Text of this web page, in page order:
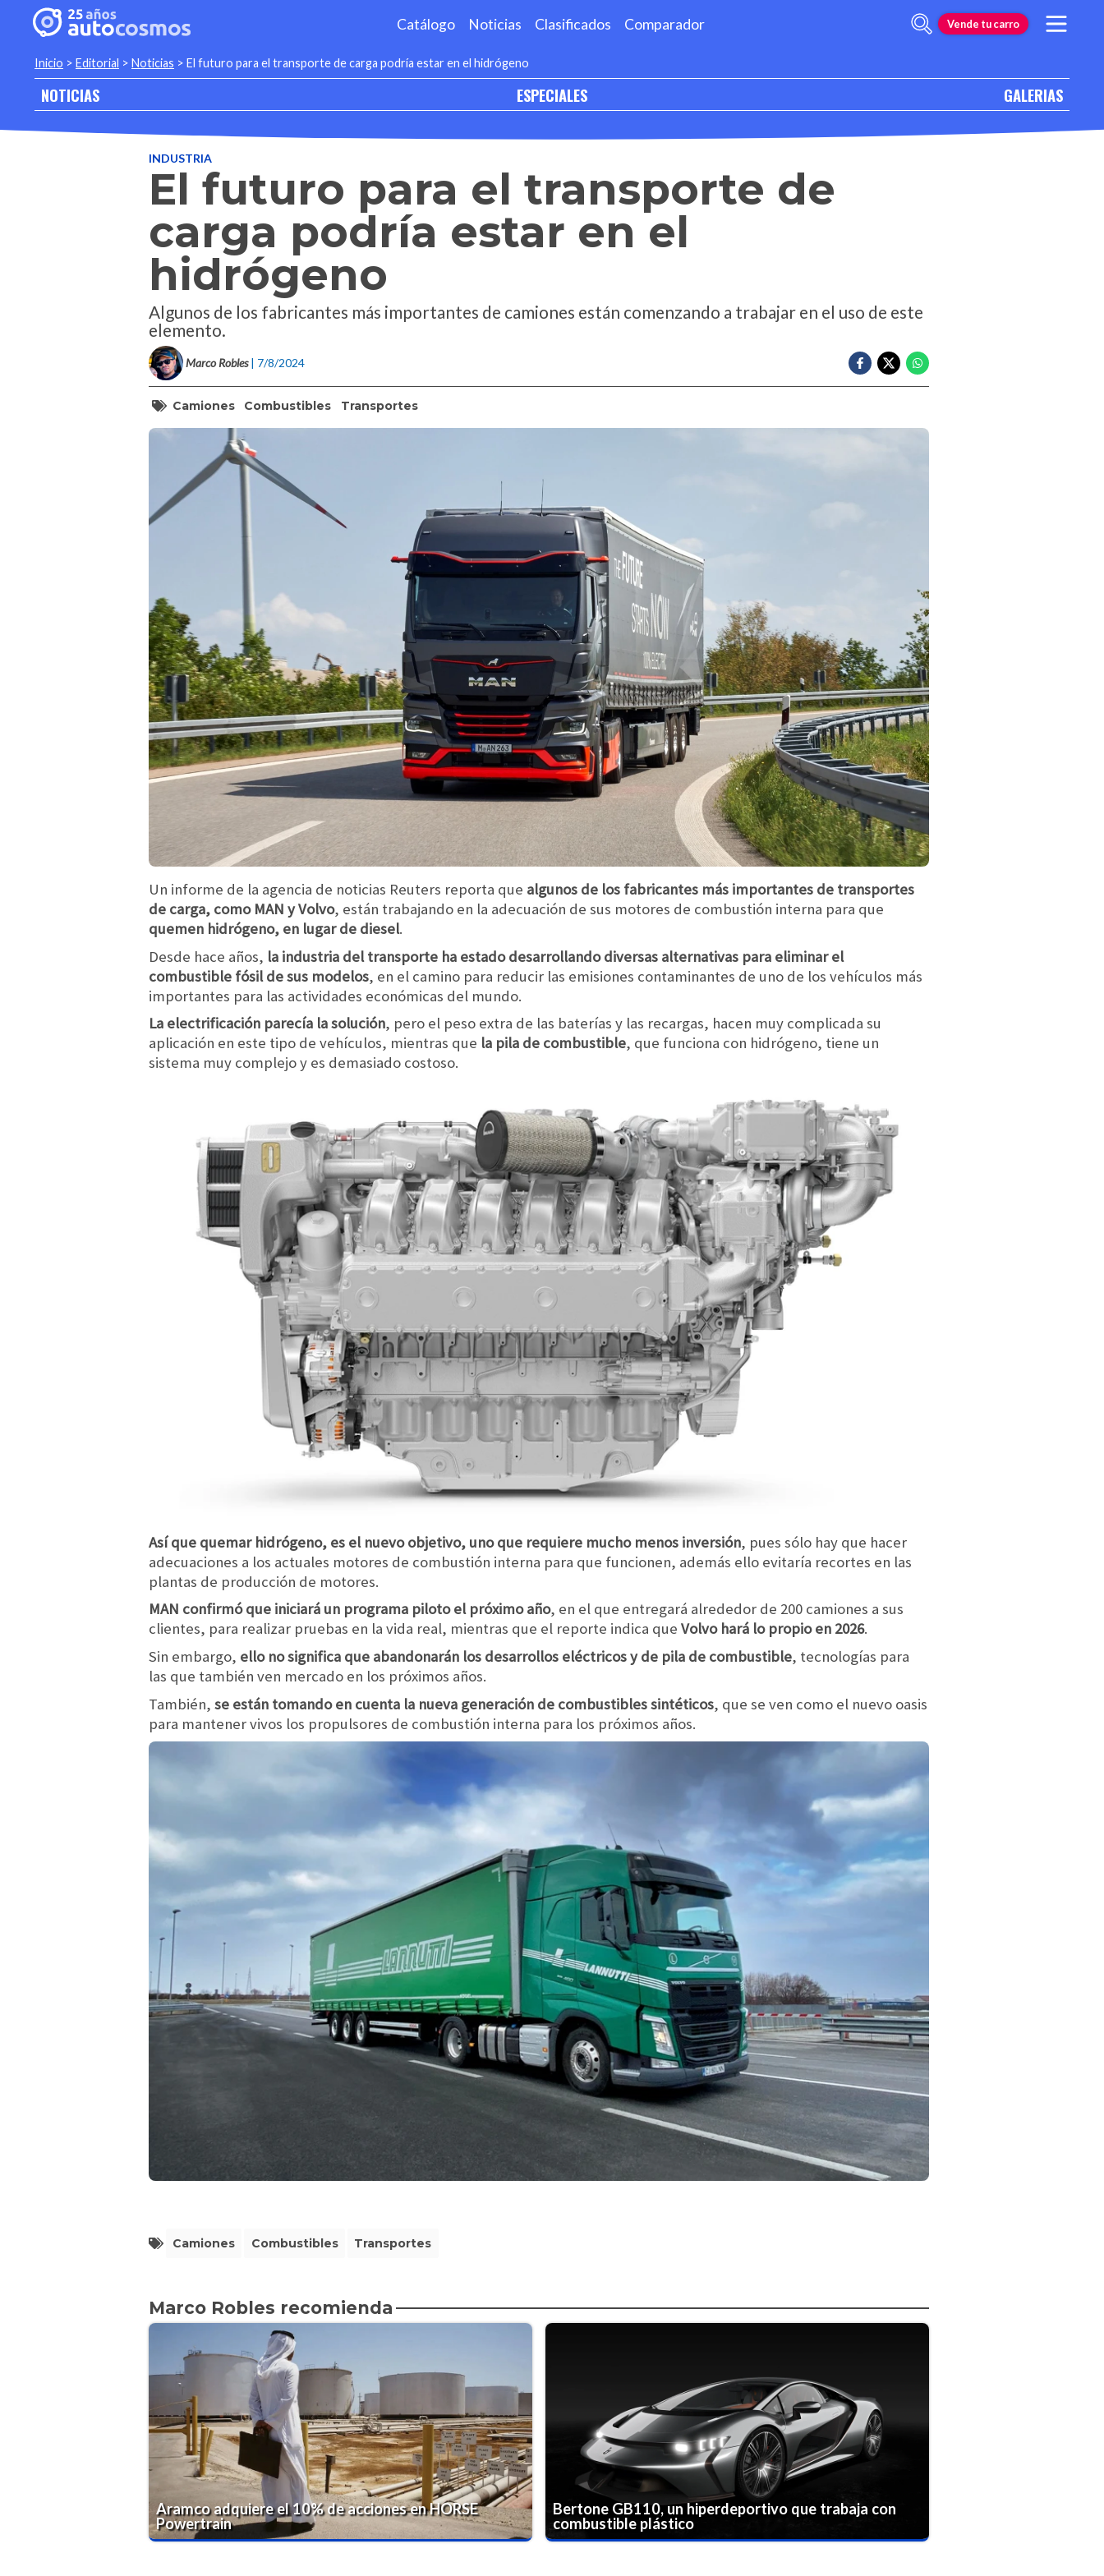
Catálogo Noticias Clasificados Comparador Vende tu carro
Inicio > Editorial > Noticias > El futuro para el transporte de carga podría estar en el hidrógeno
NOTICIAS ESPECIALES GALERIAS
INDUSTRIA
El futuro para el transporte de
carga podría estar en el
hidrógeno
Algunos de los fabricantes más importantes de camiones están comenzando a trabajar en el uso de este
elemento.
Marco Robles | 7/8/2024
Camiones Combustibles Transportes
Un informe de la agencia de noticias Reuters reporta que algunos de los fabricantes más importantes de transportes
de carga, como MAN y Volvo, están trabajando en la adecuación de sus motores de combustión interna para que
quemen hidrógeno, en lugar de diesel.
Desde hace años, la industria del transporte ha estado desarrollando diversas alternativas para eliminar el
combustible fósil de sus modelos, en el camino para reducir las emisiones contaminantes de uno de los vehículos más
importantes para las actividades económicas del mundo.
La electrificación parecía la solución, pero el peso extra de las baterías y las recargas, hacen muy complicada su
aplicación en este tipo de vehículos, mientras que la pila de combustible, que funciona con hidrógeno, tiene un
sistema muy complejo y es demasiado costoso.
Así que quemar hidrógeno, es el nuevo objetivo, uno que requiere mucho menos inversión, pues sólo hay que hacer
adecuaciones a los actuales motores de combustión interna para que funcionen, además ello evitaría recortes en las
plantas de producción de motores.
MAN confirmó que iniciará un programa piloto el próximo año, en el que entregará alrededor de 200 camiones a sus
clientes, para realizar pruebas en la vida real, mientras que el reporte indica que Volvo hará lo propio en 2026.
Sin embargo, ello no significa que abandonarán los desarrollos eléctricos y de pila de combustible, tecnologías para
las que también ven mercado en los próximos años.
También, se están tomando en cuenta la nueva generación de combustibles sintéticos, que se ven como el nuevo oasis
para mantener vivos los propulsores de combustión interna para los próximos años.
Camiones Combustibles Transportes
Marco Robles recomienda
Aramco adquiere el 10% de acciones en HORSE
Powertrain
Bertone GB110, un hiperdeportivo que trabaja con
combustible plástico